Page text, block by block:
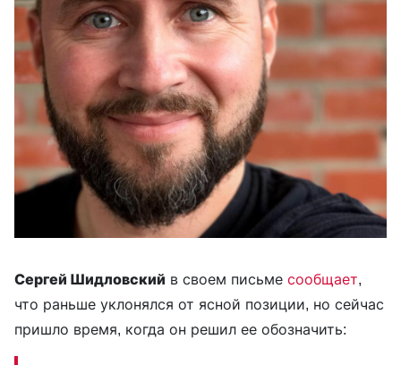
Сергей Шидловский в своем письме сообщает,
что раньше уклонялся от ясной позиции, но сейчас
пришло время, когда он решил ее обозначить: